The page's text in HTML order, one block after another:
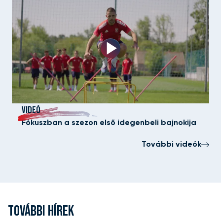
VIDEÓ
Fókuszban a szezon első idegenbeli bajnokija
További videók
TOVÁBBI HÍREK